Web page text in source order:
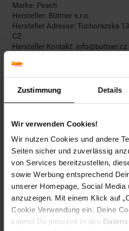
Zustimmung Details
Wir verwenden Cookies!
Wir nutzen Cookies und andere
Seiten sicher und zuverlässig
von Services bereitzustellen,
sowie Werbung entsprechend
unserer Homepage, Social Media
anzuzeigen. Mit einem Klick auf
Cookie Verwendung ein. Deine
kannst Du jederzeit in den
Marke: Peach
Hersteller: Büttner s.r.o.
Hersteller Adresse: Tuchorazska
CZ
Hersteller Kontakt: info@buttner.cz
ist ein Elektro- oder Elektronikgerät
Bestimmungen zur Rücknahme
Packungsgrösse: 100 Stück
Artikelnummer: 1650026000
EAN: 7640106495404
Artikel gehört zur Kategorie:
Versandinformationen